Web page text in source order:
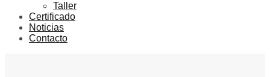
Taller
Certificado
Noticias
Contacto